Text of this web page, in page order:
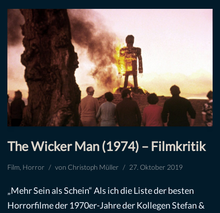
The Wicker Man (1974) – Filmkritik
Film Horror von Christoph Müller 27. Oktober 2019
„Mehr Sein als Schein“ Als ich die Liste der besten
Horrorfilme der 1970er-Jahre der Kollegen Stefan &